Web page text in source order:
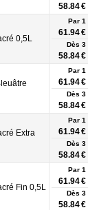
58.84 €
0,5L
Par 1
61.94 €
Dès 3
58.84 €
Par 1
61.94 €
Dès 3
58.84 €
Extra
Par 1
61.94 €
Dès 3
58.84 €
Fin 0,5L
Par 1
61.94 €
Dès 3
58.84 €